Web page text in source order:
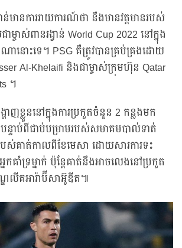
មានការរាយការណ៍ថា នឹងមានវត្តមានរបស់
ម្ចាស់ពានរង្វាន់ World Cup 2022 នៅក្នុង
ានោះទេ។ PSG គឺត្រូវបានគ្រប់គ្រងដោយ
Al-Khelaifi និងជាម្ចាស់ក្រុមហ៊ុន Qatar
។
ាញខ្លួននៅក្នុងការប្រកួតចំនួន 2 កន្លងមក
ន្ទាប់ពីជាប់បម្រាមរបស់សមាគមបាល់ទាត់
បស់គាត់កាលពីខែមេសា ដោយសារការទះ
កគាំទ្រម្នាក់ ប៉ុន្តែគាត់នឹងអាចលេងនៅប្រកួត
ឌលីគអារ៉ាប៊ីសាអ៊ូឌីត៕